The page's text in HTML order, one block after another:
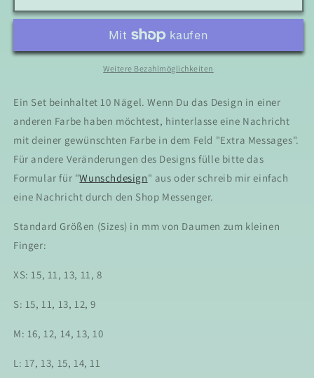
Glitter
and
-
Nails
Glitter
and
Marble
-
Press
Nails
Weitere Bezahlmöglichkeiten
Ein Set beinhaltet 10 Nägel. Wenn Du das Design in einer
anderen Farbe haben möchtest, hinterlasse eine Nachricht
mit deiner gewünschten Farbe in dem Feld "Extra Messages".
Für andere Veränderungen des Designs fülle bitte das
Formular für "Wunschdesign" aus oder schreib mir einfach
eine Nachricht durch den Shop Messenger.
Standard Größen (Sizes) in mm von Daumen zum kleinen
Finger:
XS: 15, 11, 13, 11, 8
S: 15, 11, 13, 12, 9
M: 16, 12, 14, 13, 10
L: 17, 13, 15, 14, 11